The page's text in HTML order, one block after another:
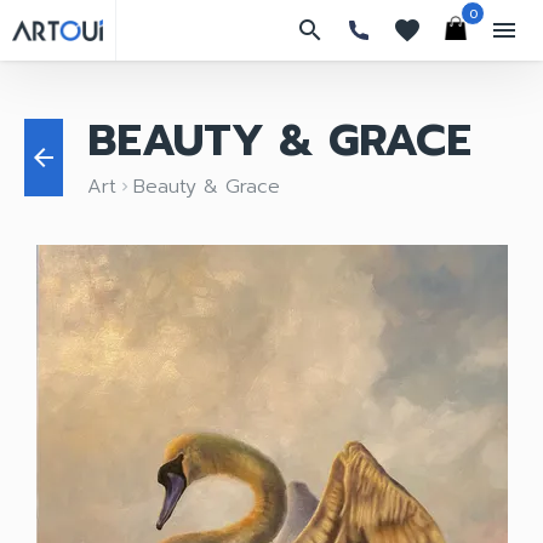
search favorites
0
menu
arrow_back BEAUTY & GRACE
Art keyboard_arrow_right Beauty & Grace